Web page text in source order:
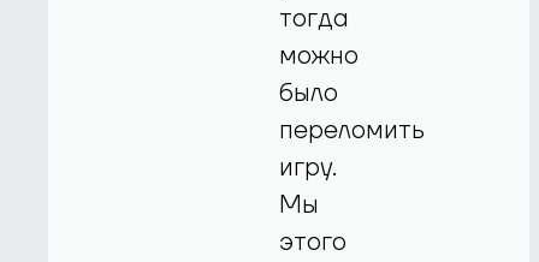
тогда
можно
было
переломить
игру.
Мы
этого